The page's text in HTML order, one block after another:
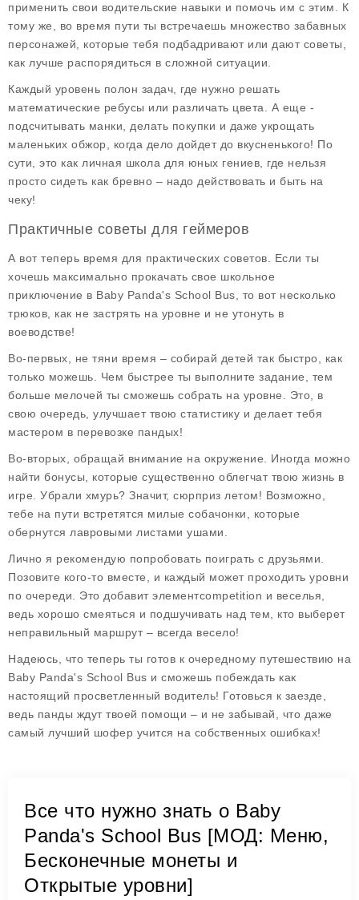
применить свои водительские навыки и помочь им с этим. К
тому же, во время пути ты встречаешь множество забавных
персонажей, которые тебя подбадривают или дают советы,
как лучше распорядиться в сложной ситуации.
Каждый уровень полон задач, где нужно решать
математические ребусы или различать цвета. А еще -
подсчитывать манки, делать покупки и даже укрощать
маленьких обжор, когда дело дойдет до вкусненького! По
сути, это как личная школа для юных гениев, где нельзя
просто сидеть как бревно – надо действовать и быть на
чеку!
Практичные советы для геймеров
А вот теперь время для практических советов . Если ты
хочешь максимально прокачать свое школьное
приключение в Baby Panda's School Bus, то вот несколько
трюков, как не застрять на уровне и не утонуть в
воеводстве!
Во-первых, не тяни время – собирай детей так быстро, как
только можешь. Чем быстрее ты выполните задание, тем
больше мелочей ты сможешь собрать на уровне. Это, в
свою очередь, улучшает твою статистику и делает тебя
мастером в перевозке пандых!
Во-вторых, обращай внимание на окружение. Иногда можно
найти бонусы, которые существенно облегчат твою жизнь в
игре. Убрали хмурь? Значит, сюрприз летом! Возможно,
тебе на пути встретятся милые собачонки, которые
обернутся лавровыми листами ушами.
Лично я рекомендую попробовать поиграть с друзьями.
Позовите кого-то вместе, и каждый может проходить уровни
по очереди. Это добавит элементcompetition и веселья,
ведь хорошо смеяться и подшучивать над тем, кто выберет
неправильный маршрут – всегда весело!
Надеюсь, что теперь ты готов к очередному путешествию на
Baby Panda's School Bus и сможешь побеждать как
настоящий просветленный водитель! Готовься к заезде,
ведь панды ждут твоей помощи – и не забывай, что даже
самый лучший шофер учится на собственных ошибках!
Все что нужно знать о Baby
Panda's School Bus [МОД: Меню,
Бесконечные монеты и
Открытые уровни]